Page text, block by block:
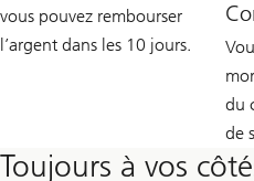
vous pouvez rembourser
l’argent dans les 10 jours.
du
de
Toujours à vos